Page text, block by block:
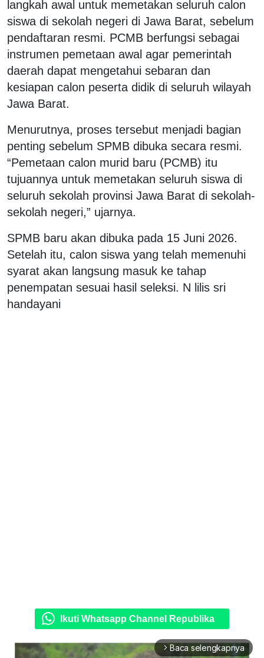
langkah awal untuk memetakan seluruh calon
siswa di sekolah negeri di Jawa Barat, sebelum
pendaftaran resmi. PCMB berfungsi sebagai
instrumen pemetaan awal agar pemerintah
daerah dapat mengetahui sebaran dan
kesiapan calon peserta didik di seluruh wilayah
Jawa Barat.
Menurutnya, proses tersebut menjadi bagian
penting sebelum SPMB dibuka secara resmi.
“Pemetaan calon murid baru (PCMB) itu
tujuannya untuk memetakan seluruh siswa di
seluruh sekolah provinsi Jawa Barat di sekolah-
sekolah negeri,” ujarnya.
SPMB baru akan dibuka pada 15 Juni 2026.
Setelah itu, calon siswa yang telah memenuhi
syarat akan langsung masuk ke tahap
penempatan sesuai hasil seleksi. N lilis sri
handayani
Ikuti Whatsapp Channel Republika
arrow_forward_ios Baca selengkapnya